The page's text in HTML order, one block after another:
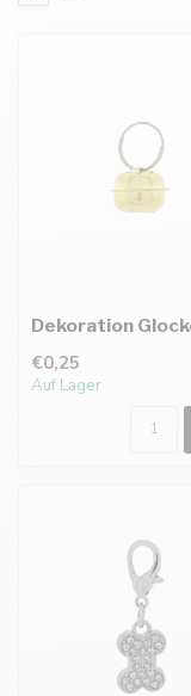
Dekoration
€0,25
Auf Lager